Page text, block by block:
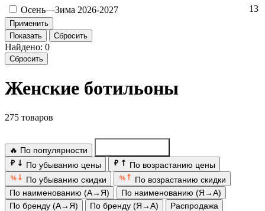
Осень—Зи­ма 2026-2027
13
Показать Сбросить
Найдено: 0
Сбросить
Женские ботильоны
275 товаров
🔥 По популярности
₽ По убыванию цены ₽ По возрастанию цены
% По убыванию скидки %
По возрастанию скидки
По наименованию (А→Я)
По наименованию (Я→А)
По бренду (А→Я)
По бренду (Я→А) Распродажа